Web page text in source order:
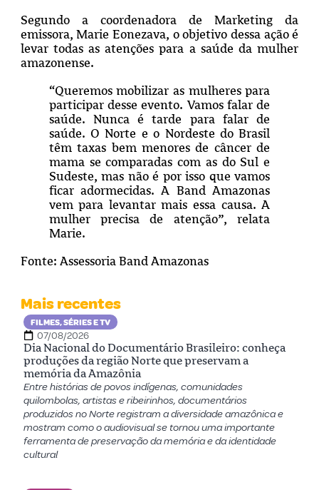
Segundo a coordenadora de Marketing da
emissora, Marie Eonezava, o objetivo dessa ação é
levar todas as atenções para a saúde da mulher
amazonense.
“Queremos mobilizar as mulheres para
participar desse evento. Vamos falar de
saúde. Nunca é tarde para falar de
saúde. O Norte e o Nordeste do Brasil
têm taxas bem menores de câncer de
mama se comparadas com as do Sul e
Sudeste, mas não é por isso que vamos
ficar adormecidas. A Band Amazonas
vem para levantar mais essa causa. A
mulher precisa de atenção”, relata
Marie.
Fonte: Assessoria Band Amazonas
Mais recentes
FILMES, SÉRIES E TV
07/08/2026
Dia Nacional do Documentário Brasileiro: conheça
produções da região Norte que preservam a
memória da Amazônia
Entre histórias de povos indígenas, comunidades
quilombolas, artistas e ribeirinhos, documentários
produzidos no Norte registram a diversidade amazônica e
mostram como o audiovisual se tornou uma importante
ferramenta de preservação da memória e da identidade
cultural